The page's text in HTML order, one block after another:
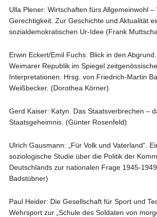
Ulla Plener: Wirtschaften fürs Allgemeinwohl –
Gerechtigkeit. Zur Geschichte und Aktualität
sozialdemokratischen Ur-Idee (Frank
Erwin Eckert/Emil Fuchs: Blick in den
Weimarer Republik im Spiegel
Interpretationen. Hrsg. von Friedrich-Martin
Weißbecker. (Dorothea Körner)
Gerd Kaiser: Katyn. Das Staatsverbrechen –
Staatsgeheimnis. (Günter Rosenfeld)
Ulrich Gausmann: „Für Volk und Vaterland“.
soziologische Studie über die Politik der
Deutschlands zur nationalen Frage 1945-
Badstübner)
Paul Heider: Die Gesellschaft für Sport und
Wehrsport zur „Schule des Soldaten von